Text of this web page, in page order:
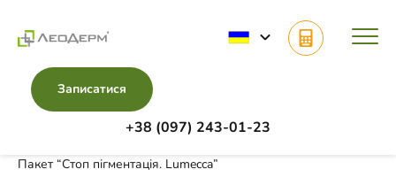
+38 (097) 243-01-23
Записатися
Пакет “Стоп пігментація. Lumecca”